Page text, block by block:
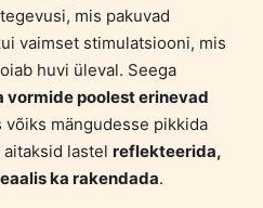
mis pakuvad
vaimset stimulatsiooni, mis
huvi üleval. Seega
vormide poolest erinevad
mängudesse pikkida
lastel reflekteerida,
ka rakendada.